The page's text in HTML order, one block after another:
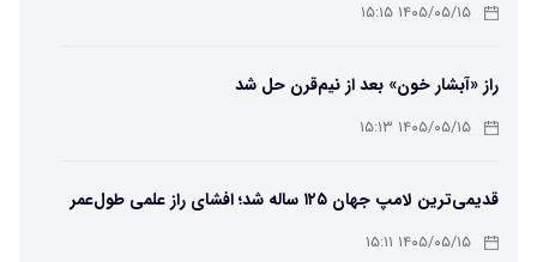
۱۴۰۵/۰۵/۱۵ ۱۵:۱۵
راز «آبشار خون» بعد از نیم‌قرن حل شد
۱۴۰۵/۰۵/۱۵ ۱۵:۱۳
قدیمی‌ترین لامپ جهان ۱۲۵ ساله شد؛ افشای راز علمی طول‌عمر
لامپ سنتنیال
۱۴۰۵/۰۵/۱۵ ۱۵:۱۱